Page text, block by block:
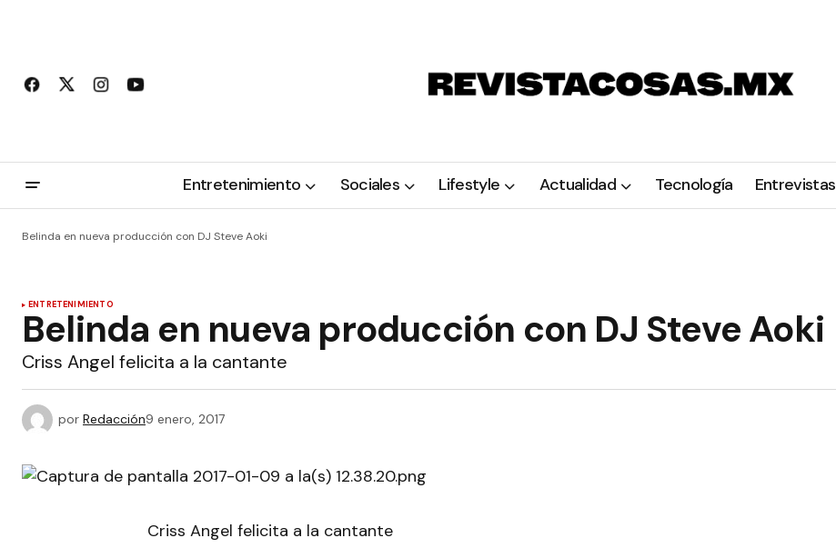
Entretenimiento Sociales Lifestyle Actualidad Tecnología Entrevistas
Belinda en nueva producción con DJ Steve Aoki
ENTRETENIMIENTO
Belinda en nueva producción con DJ Steve Aoki
Criss Angel felicita a la cantante
por Redacción9 enero, 2017
Criss Angel felicita a la cantante